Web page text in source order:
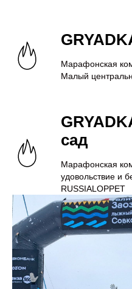
Марафонская
Малый
сад
Марафонская
удовольствие и
RUSSIALOPPET